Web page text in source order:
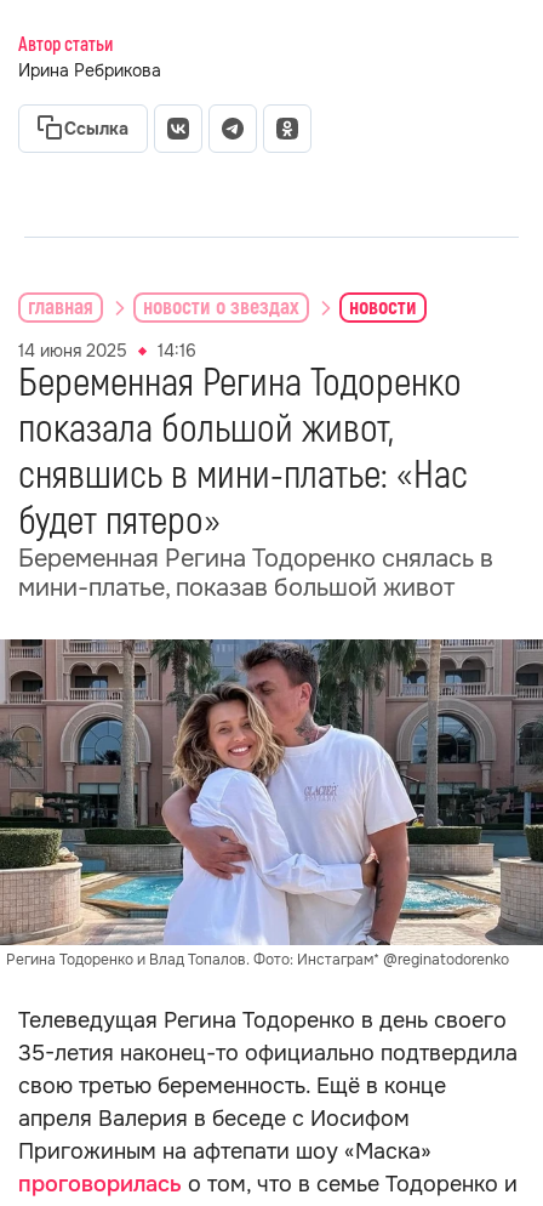
Автор статьи
Ирина Ребрикова
Ссылка
главная новости о звездах новости
14 июня 2025 14:16
Беременная Регина Тодоренко
показала большой живот,
снявшись в мини-платье: «Нас
будет пятеро»
Беременная Регина Тодоренко снялась в
мини-платье, показав большой живот
Регина Тодоренко и Влад Топалов. Фото: Инстаграм* @reginatodorenko
Телеведущая Регина Тодоренко в день своего
35-летия наконец-то официально подтвердила
свою третью беременность. Ещё в конце
апреля Валерия в беседе с Иосифом
Пригожиным на афтепати шоу «Маска»
проговорилась о том, что в семье Тодоренко и